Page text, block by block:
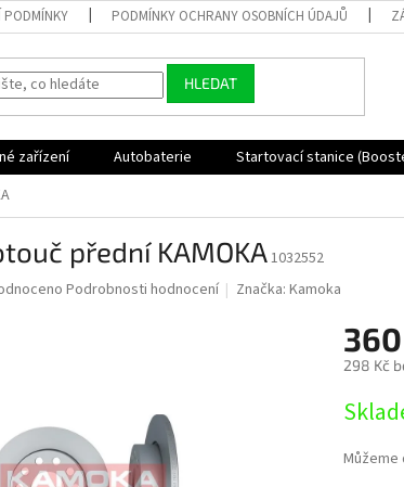
PODMÍNKY PODMÍNKY OCHRANY OSOBNÍCH ÚDAJŮ
HLEDAT
zařízení Autobaterie Startovací stanice
přední KAMOKA1032552
Podrobnosti hodnocení Značka:Kamoka
298 Kč
cena:
Můžeme